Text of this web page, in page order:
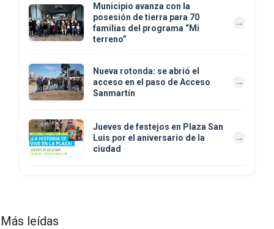
Municipio avanza con la
posesión de tierra para 70
familias del programa “Mi
terreno”
Nueva rotonda: se abrió el
acceso en el paso de Acceso
Sanmartín
Jueves de festejos en Plaza San
Luis por el aniversario de la
ciudad
Más leídas